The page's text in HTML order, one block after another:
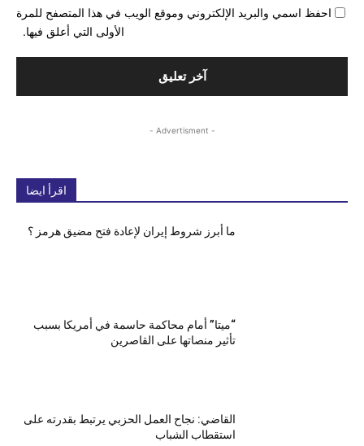
احفظ اسمي والبريد الإلكتروني وموقع الويب في هذا المتصفح للمرة
الأولى التي أعلق فيها.
- Advertisment -
اقرأ ايضا
ما أبرز شروط إيران لإعادة فتح مضيق هرمز ؟
“ميتا” أمام محاكمة حاسمة في أمريكا بسبب
تأثير منصاتها على القاصرين
القاضي: نجاح العمل الحزبي يرتبط بقدرته على
استقطاب الشباب